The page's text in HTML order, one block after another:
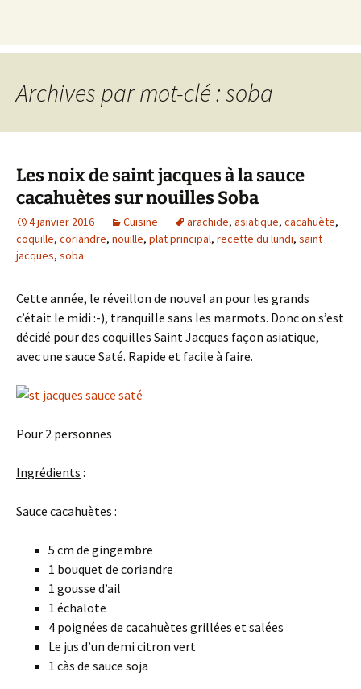
Archives par mot-clé : soba
Les noix de saint jacques à la sauce
cacahuètes sur nouilles Soba
4 janvier 2016 Cuisine arachide, asiatique, cacahuète,
coquille, coriandre, nouille, plat principal, recette du lundi, saint
jacques, soba
Cette année, le réveillon de nouvel an pour les grands
c’était le midi :-), tranquille sans les marmots. Donc on s’est
décidé pour des coquilles Saint Jacques façon asiatique,
avec une sauce Saté. Rapide et facile à faire.
Pour 2 personnes
Ingrédients :
Sauce cacahuètes :
5 cm de gingembre
1 bouquet de coriandre
1 gousse d’ail
1 échalote
4 poignées de cacahuètes grillées et salées
Le jus d’un demi citron vert
1 càs de sauce soja